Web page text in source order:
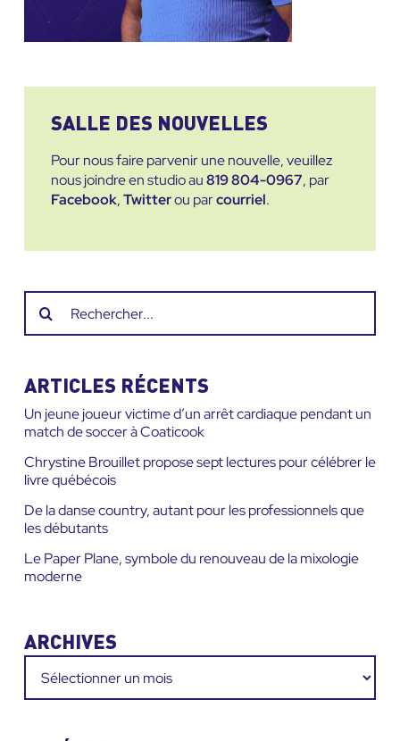
SALLE DES NOUVELLES
Pour nous faire parvenir une nouvelle, veuillez
nous joindre en studio au819 804-0967, par
Facebook,Twitterou parcourriel.
Recherche
sur
site
:
ARTICLES RÉCENTS
Un jeune joueur victime d’un arrêt cardiaque pendant un
match de soccer à Coaticook
Chrystine Brouillet propose sept lectures pour célébrer le
livre québécois
De la danse country, autant pour les professionnels que
les débutants
Le Paper Plane, symbole du renouveau de la mixologie
moderne
ARCHIVES
Archives